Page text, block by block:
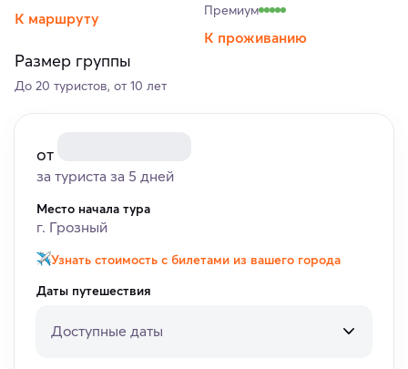
К маршруту
Премиум
К проживанию
Размер группы
До 20 туристов, от 10 лет
от
за туриста за 5 дней
Место начала тура
г. Грозный
Узнать стоимость с билетами из вашего города
Даты путешествия
Доступные даты